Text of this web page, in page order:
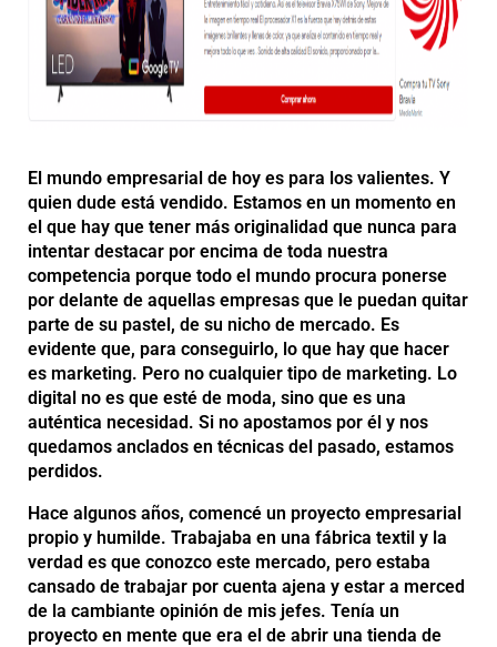
El mundo empresarial de hoy es para los valientes. Y
quien dude está vendido. Estamos en un momento en
el que hay que tener más originalidad que nunca para
intentar destacar por encima de toda nuestra
competencia porque todo el mundo procura ponerse
por delante de aquellas empresas que le puedan quitar
parte de su pastel, de su nicho de mercado. Es
evidente que, para conseguirlo, lo que hay que hacer
es marketing. Pero no cualquier tipo de marketing. Lo
digital no es que esté de moda, sino que es una
auténtica necesidad. Si no apostamos por él y nos
quedamos anclados en técnicas del pasado, estamos
perdidos.
Hace algunos años, comencé un proyecto empresarial
propio y humilde. Trabajaba en una fábrica textil y la
verdad es que conozco este mercado, pero estaba
cansado de trabajar por cuenta ajena y estar a merced
de la cambiante opinión de mis jefes. Tenía un
proyecto en mente que era el de abrir una tienda de